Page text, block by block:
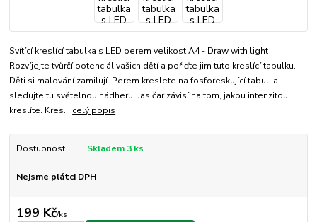
Svítící kreslící tabulka s LED perem velikost A4 - Draw with light
Rozvíjejte tvůrčí potenciál vašich dětí a pořiďte jim tuto kreslící tabulku.
Děti si malování zamilují. Perem kreslete na fosforeskující tabuli a
sledujte tu světelnou nádheru. Jas čar závisí na tom, jakou intenzitou
kreslíte. Kres... celý popis
Dostupnost Skladem 3 ks
Nejsme plátci DPH
199 Kč/ks